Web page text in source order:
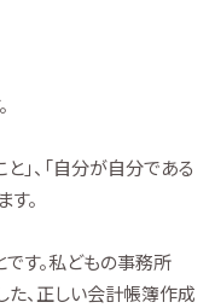
」、「自分が自分である
。
す。私どもの事務所
た、正しい会計帳簿作成